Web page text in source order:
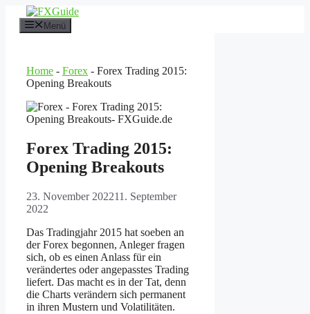
Inhalt
springen
Menü
Home - Forex - Forex Trading 2015:
Opening Breakouts
Forex Trading 2015:
Opening Breakouts
23. November 202211. September
2022
Das Tradingjahr 2015 hat soeben an
der Forex begonnen, Anleger fragen
sich, ob es einen Anlass für ein
verändertes oder angepasstes Trading
liefert. Das macht es in der Tat, denn
die Charts verändern sich permanent
in ihren Mustern und Volatilitäten.